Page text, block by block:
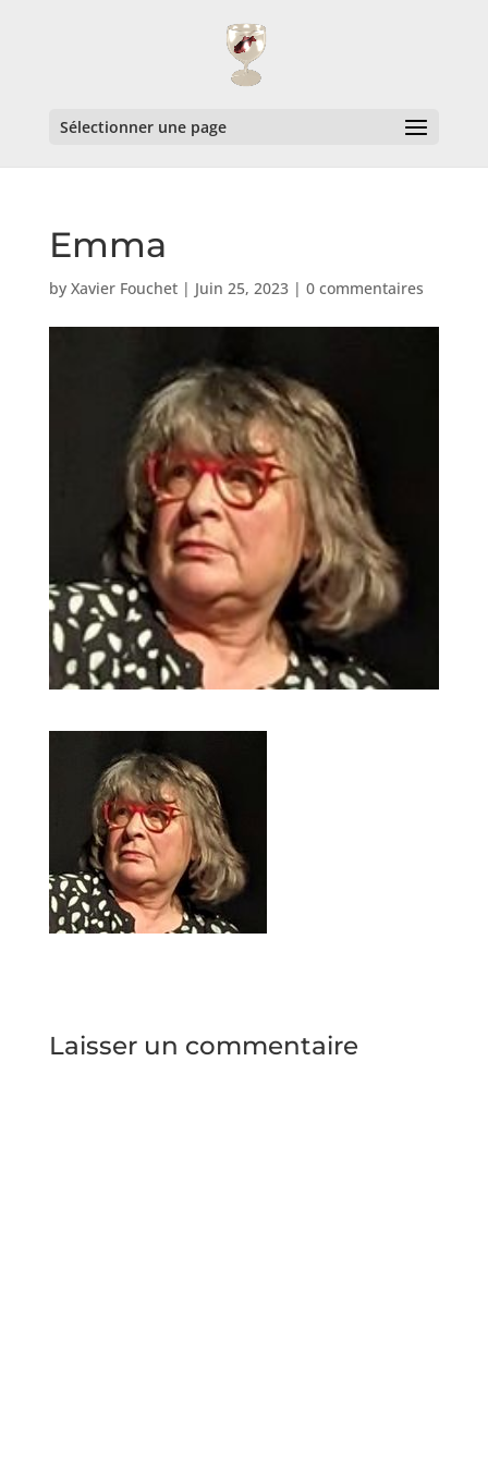
Sélectionner une page
Emma
by Xavier Fouchet| Juin 25, 2023| 0 commentaires
Laisser un commentaire